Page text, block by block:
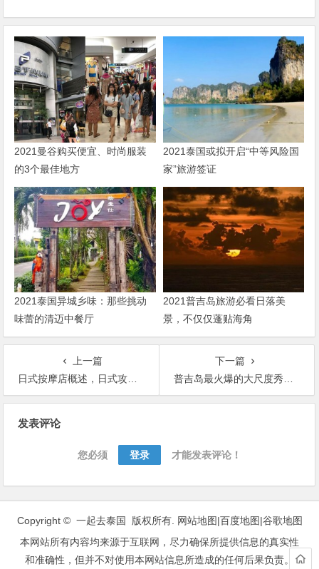
2021曼谷购买便宜、时尚服装
的3个最佳地方
2021泰国或拟开启“中等风险国
家”旅游签证
2021泰国异城乡味：那些挑动
味蕾的清迈中餐厅
2021普吉岛旅游必看日落美
景，不仅仅蓬贴海角
上一篇
日式按摩店概述，日式攻略指南
下一篇
普吉岛最火爆的大尺度秀场：天皇秀
发表评论
您必须 登录 才能发表评论！
Copyright © 一起去泰国 版权所有. 网站地图|百度地图|谷歌地图
本网站所有内容均来源于互联网，尽力确保所提供信息的真实性
和准确性，但并不对使用本网站信息所造成的任何后果负责。